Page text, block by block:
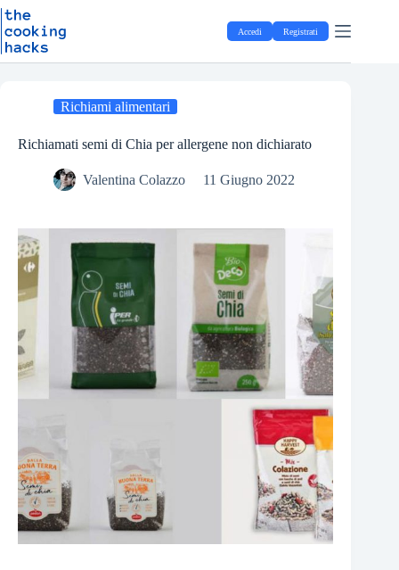
S
t
Salta
al
contenuto
Accedi Registrati
Richiami alimentari
Richiamati semi di Chia per allergene non dichiarato
Valentina Colazzo 11 Giugno 2022